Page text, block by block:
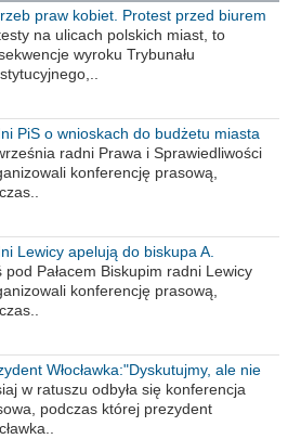
praw kobiet. Protest przed biurem
PiS
na ulicach polskich miast, to
wyroku Trybunału
PiS o wnioskach do budżetu miasta
rok radni Prawa i Sprawiedliwości
konferencję prasową,
Lewicy apelują do biskupa A.
Meringa
pod Pałacem Biskupim radni Lewicy
konferencję prasową,
Włocławka:"Dyskutujmy, ale nie
się”
w ratuszu odbyła się konferencja
podczas której prezydent